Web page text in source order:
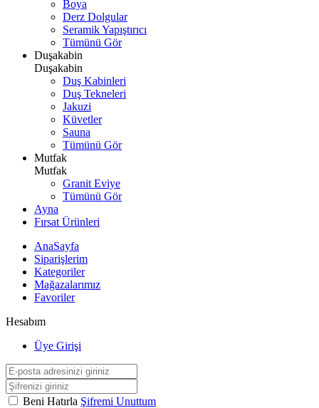
Boya
Derz Dolgular
Seramik Yapıştırıcı
Tümünü Gör
Duşakabin
Duşakabin
Duş Kabinleri
Duş Tekneleri
Jakuzi
Küvetler
Sauna
Tümünü Gör
Mutfak
Mutfak
Granit Eviye
Tümünü Gör
Ayna
Fırsat Ürünleri
AnaSayfa
Siparişlerim
Kategoriler
Mağazalarımız
Favoriler
Hesabım
Üye Girişi
Beni Hatırla Şifremi Unuttum